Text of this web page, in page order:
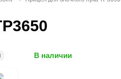
В наличии